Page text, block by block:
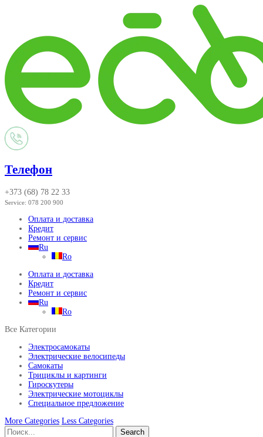
Телефон
+373 (68) 78 22 33
Service: 078 200 900
Оплата и доставка
Кредит
Ремонт и сервис
Ru
Ro
Оплата и доставка
Кредит
Ремонт и сервис
Ru
Ro
Все Категории
Электросамокаты
Электрические велосипеды
Самокаты
Трициклы и картинги
Гироскутеры
Электрические мотоциклы
Специальное предложение
More Categories Less Categories
Search